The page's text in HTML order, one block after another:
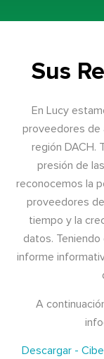
Sus
En Lucy
proveedores de
región DACH.
presión de
reconocemos la
proveedores
tiempo y la
datos.
informe
A
Descargar -